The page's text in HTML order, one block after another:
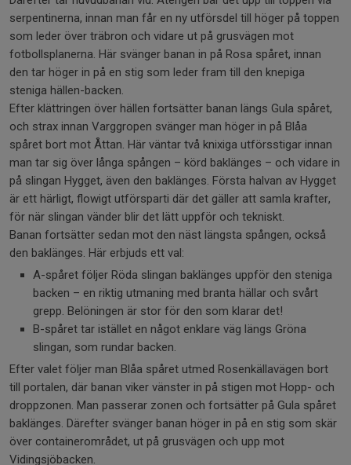
serpentinerna, innan man får en ny utförsdel till höger på toppen
som leder över träbron och vidare ut på grusvägen mot
fotbollsplanerna. Här svänger banan in på Rosa spåret, innan
den tar höger in på en stig som leder fram till den knepiga
steniga hällen-backen.
Efter klättringen över hällen fortsätter banan längs Gula spåret,
och strax innan Varggropen svänger man höger in på Blåa
spåret bort mot Åttan. Här väntar två knixiga utförsstigar innan
man tar sig över långa spången – körd baklänges – och vidare in
på slingan Hygget, även den baklänges. Första halvan av Hygget
är ett härligt, flowigt utförsparti där det gäller att samla krafter,
för när slingan vänder blir det lätt uppför och tekniskt.
Banan fortsätter sedan mot den näst längsta spången, också
den baklänges. Här erbjuds ett val:
A-spåret följer Röda slingan baklänges uppför den steniga
backen – en riktig utmaning med branta hällar och svårt
grepp. Belöningen är stor för den som klarar det!
B-spåret tar istället en något enklare väg längs Gröna
slingan, som rundar backen.
Efter valet följer man Blåa spåret utmed Rosenkällavägen bort
till portalen, där banan viker vänster in på stigen mot Hopp- och
droppzonen. Man passerar zonen och fortsätter på Gula spåret
baklänges. Därefter svänger banan höger in på en stig som skär
över containerområdet, ut på grusvägen och upp mot
Vidingsjöbacken.